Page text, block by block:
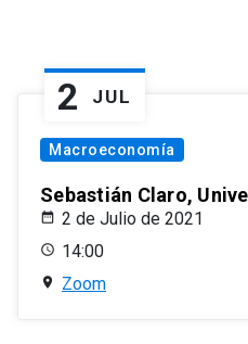
2 JUL
Macroeconomía
Sebastián Claro,
2 de Julio de 2021
14:00
Zoom